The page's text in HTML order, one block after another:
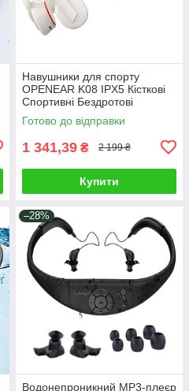
Навушники для спорту
OPENEAR K08 IPX5 Кісткові
Спортивні Бездротові
Bluetooth-навушники з
кістковою провідністю Білий-
Готово до відправки
1 341,39 ₴ 2 199 ₴
Купити
–28%
Водонепроникний MP3-плеєр